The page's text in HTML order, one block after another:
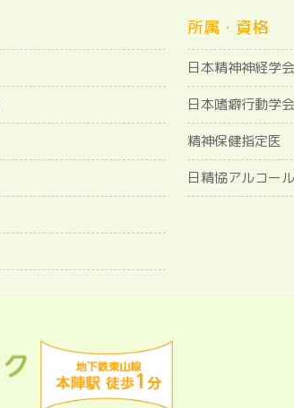
所属・資格
日本精神神経学会
日本嗜癖行動学会
精神保健指定医
日精協アルコー